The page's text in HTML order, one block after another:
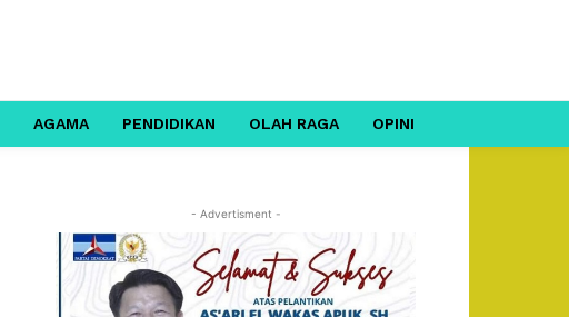
AGAMA PENDIDIKAN OLAH RAGA OPINI
- Advertisment -